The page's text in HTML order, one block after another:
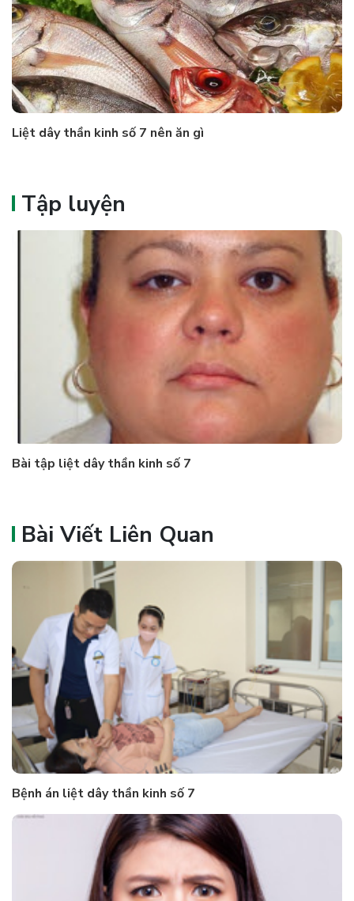
Liệt dây thần kinh số 7 nên ăn gì
Tập luyện
Bài tập liệt dây thần kinh số 7
Bài Viết Liên Quan
Bệnh án liệt dây thần kinh số 7